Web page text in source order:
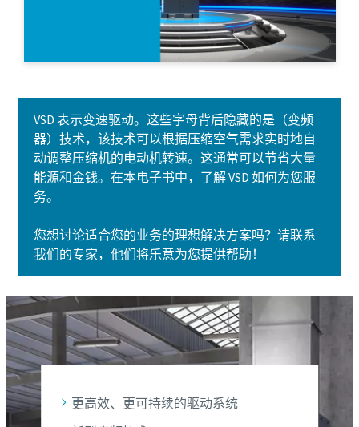
VSD 表示变速驱动。这些字母背后隐藏的是（变频
器）技术，该技术可以根据压缩空气需求实时地自
动调整压缩机的电动机转速。这通常可以节省大量
能源和金钱。在本电子书中，了解 VSD 如何为您服
务。
您想讨论适合您的业务的理想解决方案吗？请联系
我们的专家，他们将乐意为您提供帮助！
更高效、更可持续的驱动系统